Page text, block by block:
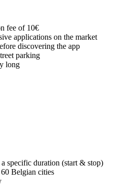
fee of 10€
applications on the market
discovering the app
parking
long
specific duration (start & stop)
Belgian cities